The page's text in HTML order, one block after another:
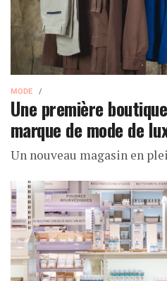
MODE
Une première
marque de mode de
Un nouveau magasin en